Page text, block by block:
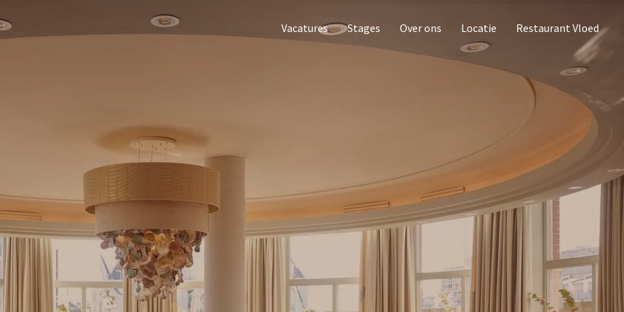
Vacatures Stages Over ons Locatie Restaurant Vloed